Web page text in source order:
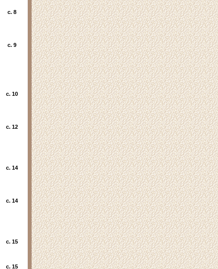
c. 8
c. 9
c. 10
c. 12
c. 14
c. 14
c. 15
c. 15